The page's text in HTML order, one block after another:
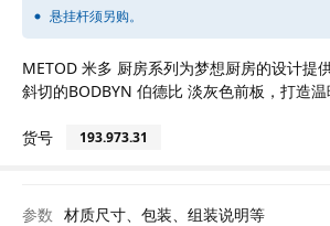
悬挂杆须另购。
METOD 米多 厨房系列为梦想厨房的设计提
斜切的BODBYN 伯德比 淡灰色前板，打造温
货号 193.973.31
参数 材质尺寸、包装、组装说明等